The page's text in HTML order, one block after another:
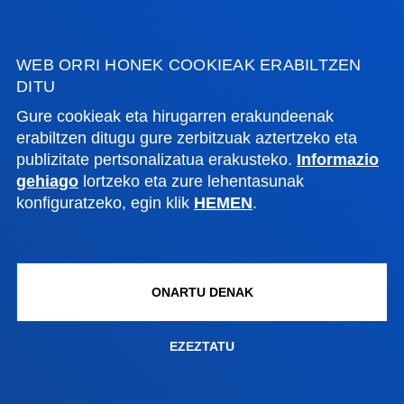
WEB ORRI HONEK COOKIEAK ERABILTZEN
DITU
Gure cookieak eta hirugarren erakundeenak
erabiltzen ditugu gure zerbitzuak aztertzeko eta
publizitate pertsonalizatua erakusteko. Informazio
gehiago lortzeko eta zure lehentasunak
konfiguratzeko, egin klik HEMEN.
ONARTU DENAK
EZEZTATU
+34 944 139 000
Jarri gurekin harremanetan
Donostiako campusa
Ezagutu campusa
+34 943 326 600
Jarri gurekin harremanetan
Jarri gurekin harremanetan